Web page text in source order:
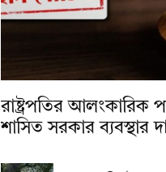
রাষ্ট্রপতির আলংকারিক
শাসিত সরকার ব্যবস্থার